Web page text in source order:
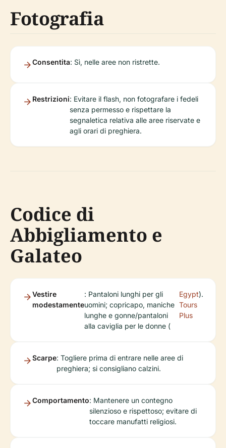
Fotografia
Consentita: Sì, nelle aree non ristrette.
Restrizioni: Evitare il flash, non fotografare i fedeli
senza permesso e rispettare la
segnaletica relativa alle aree riservate e
agli orari di preghiera.
Codice di
Abbigliamento e
Galateo
Vestire
modestamente
: Pantaloni lunghi per gli
uomini; copricapo, maniche
lunghe e gonne/pantaloni
alla caviglia per le donne (
Egypt
Tours
Plus
).
Scarpe: Togliere prima di entrare nelle aree di
preghiera; si consigliano calzini.
Comportamento: Mantenere un contegno
silenzioso e rispettoso; evitare di
toccare manufatti religiosi.